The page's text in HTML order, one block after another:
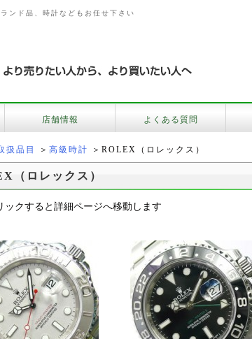
ンド品、時計などもお任せ下さい
店舗情報 よくある質問
扱品目 ＞ 高級時計 ＞ROLEX（ロレックス）
（ロレックス）
ックすると詳細ページへ移動します